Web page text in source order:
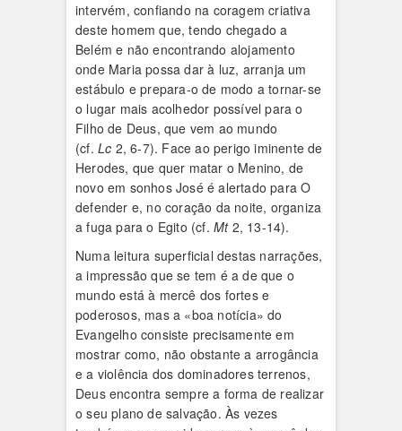
intervém, confiando na coragem criativa
deste homem que, tendo chegado a
Belém e não encontrando alojamento
onde Maria possa dar à luz, arranja um
estábulo e prepara-o de modo a tornar-se
o lugar mais acolhedor possível para o
Filho de Deus, que vem ao mundo
(cf. Lc 2, 6-7). Face ao perigo iminente de
Herodes, que quer matar o Menino, de
novo em sonhos José é alertado para O
defender e, no coração da noite, organiza
a fuga para o Egito (cf. Mt2, 13-14).
Numa leitura superficial destas narrações,
a impressão que se tem é a de que o
mundo está à mercê dos fortes e
poderosos, mas a «boa notícia» do
Evangelho consiste precisamente em
mostrar como, não obstante a arrogância
e a violência dos dominadores terrenos,
Deus encontra sempre a forma de realizar
o seu plano de salvação. Às vezes